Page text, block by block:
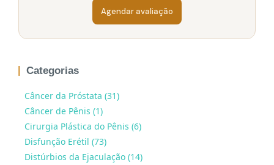
Agendar avaliação
Categorias
Câncer da Próstata (31)
Câncer de Pênis (1)
Cirurgia Plástica do Pênis (6)
Disfunção Erétil (73)
Distúrbios da Ejaculação (14)